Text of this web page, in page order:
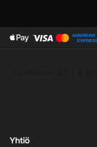
Yhtiö